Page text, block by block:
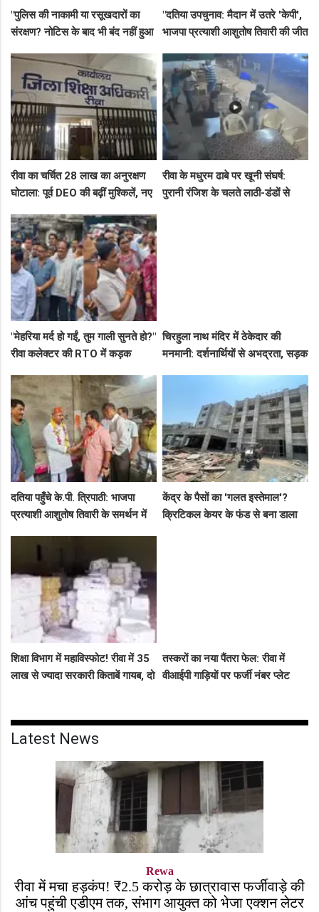
"पुलिस की नाकामी या रसूखदारों का
संरक्षण? नोटिस के बाद भी बंद नहीं हुआ
शॉप लुट गई!"
"दतिया उपचुनाव: मैदान में उतरे 'केपी',
भाजपा प्रत्याशी आशुतोष तिवारी की जीत
जारी!"
रीवा का चर्चित 28 लाख का अनुरक्षण
घोटाला: पूर्व DEO की बढ़ीं मुश्किलें, नए
रीवा के मधुरम ढाबे पर खूनी संघर्ष:
पुरानी रंजिश के चलते लाठी-डंडों से
"मेहरिया मर्द हो गईं, तुम गाली सुनते हो?"
रीवा कलेक्टर की RTO में कड़क
चिरहुला नाथ मंदिर में ठेकेदार की
मनमानी: दर्शनार्थियों से अभद्रता, सड़क
दतिया पहुँचे के.पी. त्रिपाठी: भाजपा
प्रत्याशी आशुतोष तिवारी के समर्थन में
केंद्र के पैसों का 'गलत इस्तेमाल'?
क्रिटिकल केयर के फंड से बना डाला
शिक्षा विभाग में महाविस्फोट! रीवा में 35
लाख से ज्यादा सरकारी किताबें गायब, दो
तस्करों का नया पैंतरा फेल: रीवा में
वीआईपी गाड़ियों पर फर्जी नंबर प्लेट
Latest News
Rewa
रीवा में मचा हड़कंप! ₹2.5 करोड़ के छात्रावास फर्जीवाड़े की
आंच पहुंची एडीएम तक, संभाग आयुक्त को भेजा एक्शन लेटर